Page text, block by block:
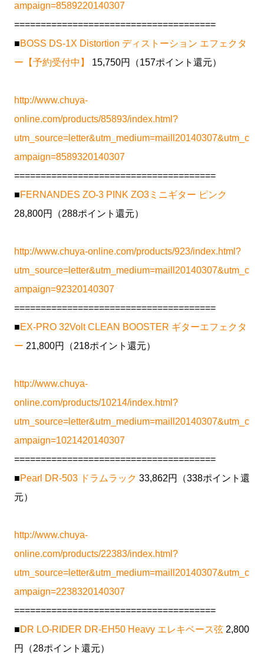
ampaign=8589220140307
======================================
■BOSS DS-1X Distortion ディストーション エフェクタ
ー【予約受付中】
15,750円（157ポイント還元）
http://www.chuya-
online.com/products/85893/index.html?
utm_source=letter&utm_medium=maill20140307&utm_c
ampaign=8589320140307
======================================
■FERNANDES ZO-3 PINK ZO3ミニギター ピンク
28,800円（288ポイント還元）
http://www.chuya-online.com/products/923/index.html?
utm_source=letter&utm_medium=maill20140307&utm_c
ampaign=92320140307
======================================
■EX-PRO 32Volt CLEAN BOOSTER ギターエフェクタ
ー 21,800円（218ポイント還元）
http://www.chuya-
online.com/products/10214/index.html?
utm_source=letter&utm_medium=maill20140307&utm_c
ampaign=1021420140307
======================================
■Pearl DR-503 ドラムラック 33,862円（338ポイント還
元）
http://www.chuya-
online.com/products/22383/index.html?
utm_source=letter&utm_medium=maill20140307&utm_c
ampaign=2238320140307
======================================
■DR LO-RIDER DR-EH50 Heavy エレキベース弦 2,800
円（28ポイント還元）